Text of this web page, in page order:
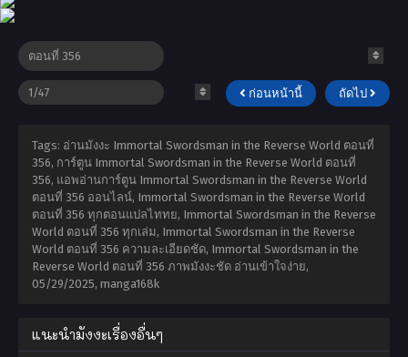
ก่อนหน้านี้ ถัดไป
Tags: อ่านมังงะ Immortal Swordsman in the Reverse World ตอนที่
356, การ์ตูน Immortal Swordsman in the Reverse World ตอนที่
356, แอพอ่านการ์ตูน Immortal Swordsman in the Reverse World
ตอนที่ 356 ออนไลน์, Immortal Swordsman in the Reverse World
ตอนที่ 356 ทุกตอนแปลไททย, Immortal Swordsman in the Reverse
World ตอนที่ 356 ทุกเล่ม, Immortal Swordsman in the Reverse
World ตอนที่ 356 ความละเอียดชัด, Immortal Swordsman in the
Reverse World ตอนที่ 356 ภาพมังงะชัด อ่านเข้าใจง่าย,
05/29/2025, manga168k
แนะนำมังงะเรื่องอื่นๆ